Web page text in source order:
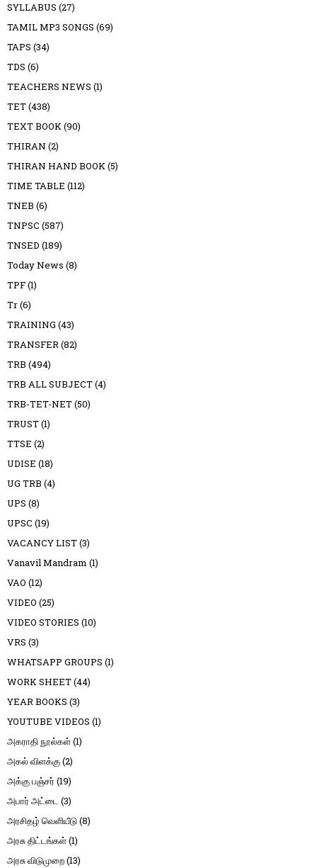
SYLLABUS (27)
TAMIL MP3 SONGS (69)
TAPS (34)
TDS (6)
TEACHERS NEWS (1)
TET(438)
TEXT BOOK(90)
THIRAN (2)
THIRAN HAND BOOK(5)
TIME TABLE (112)
TNEB (6)
TNPSC (587)
TNSED (189)
Today News (8)
TPF(1)
Tr(6)
TRAINING (43)
TRANSFER(82)
TRB (494)
TRB ALL SUBJECT(4)
TRB-TET-NET(50)
TRUST(1)
TTSE (2)
UDISE (18)
UG TRB (4)
UPS (8)
UPSC (19)
VACANCY LIST(3)
Vanavil Mandram (1)
VAO (12)
VIDEO (25)
VIDEO STORIES (10)
VRS (3)
WHATSAPP GROUPS (1)
WORK SHEET(44)
YEAR BOOKS (3)
YOUTUBE VIDEOS (1)
அகராதி நூல்கள்(1)
அகல் விளக்கு(2)
அக்கு பஞ்சர் (19)
அபார் அட்டை (3)
அரசிதழ் வெளியீடு(8)
அரசு திட்டங்கள்(1)
அரசு விடுமுறை(13)